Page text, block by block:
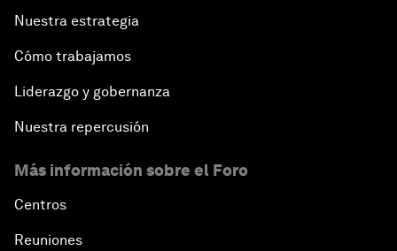
Nuestra estrategia
Cómo trabajamos
Liderazgo y gobernanza
Nuestra repercusión
Más información sobre el Foro
Centros
Reuniones